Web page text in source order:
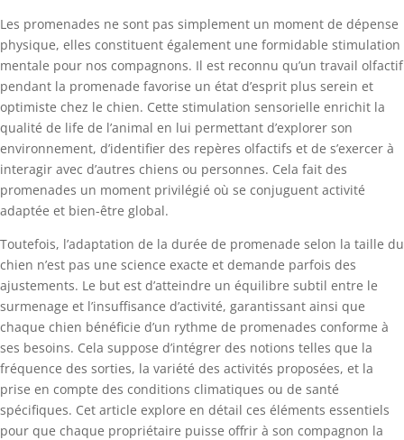
Les promenades ne sont pas simplement un moment de dépense
physique, elles constituent également une formidable stimulation
mentale pour nos compagnons. Il est reconnu qu’un travail olfactif
pendant la promenade favorise un état d’esprit plus serein et
optimiste chez le chien. Cette stimulation sensorielle enrichit la
qualité de life de l’animal en lui permettant d’explorer son
environnement, d’identifier des repères olfactifs et de s’exercer à
interagir avec d’autres chiens ou personnes. Cela fait des
promenades un moment privilégié où se conjuguent activité
adaptée et bien-être global.
Toutefois, l’adaptation de la durée de promenade selon la taille du
chien n’est pas une science exacte et demande parfois des
ajustements. Le but est d’atteindre un équilibre subtil entre le
surmenage et l’insuffisance d’activité, garantissant ainsi que
chaque chien bénéficie d’un rythme de promenades conforme à
ses besoins. Cela suppose d’intégrer des notions telles que la
fréquence des sorties, la variété des activités proposées, et la
prise en compte des conditions climatiques ou de santé
spécifiques. Cet article explore en détail ces éléments essentiels
pour que chaque propriétaire puisse offrir à son compagnon la